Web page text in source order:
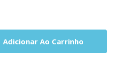
Adicionar Ao Carrinho